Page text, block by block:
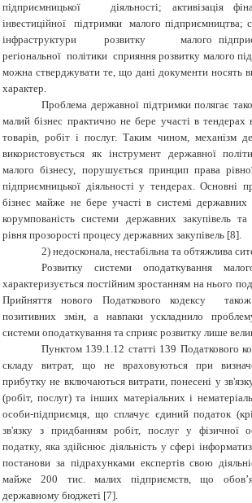
підприємницької діяльності; активізація
інвестиційної підтримки малого
інфраструктури розвитку малого
регіональної політики сприяння розвитку малого
можна стверджувати те, що дані документи носять
характер.
Проблема державної підтримки полягає
малий бізнес практично не бере участі в
товарів, робіт і послуг. Таким чином, механізм
використовується як інструмент державної
малого бізнесу, порушується принцип права
підприємницької діяльності у тен­дерах. Основні
бізнес майже не бере участі в системі державних
корумпованість системи державних закупівель та
рівня прозорості процесу державних закупівель [8].
2) недосконала, нестабільна та обтяжлива
Розвитку системи оподаткування
характеризується постійним зростанням на нього
Прийняття нового Податкового кодексу
позитивних змін, а навпакиускладнило
системи оподаткування та сприяє розвитку лише
Пунктом 139.1.12 статті 139 Податкового
складу витрат, що не враховуються при
прибутку не включаються витрати, понесені у
(робіт, послуг) та інших матеріальних і
особи-підприємця, що сплачує єдиний податок
зв'язку з придбанням робіт, послуг у фізичної
податку, яка здійснює діяльність у сфері
постанови за підрахунками експертів свою
майже 200 тис. малих підприємств, що
державному бюджеті [7].